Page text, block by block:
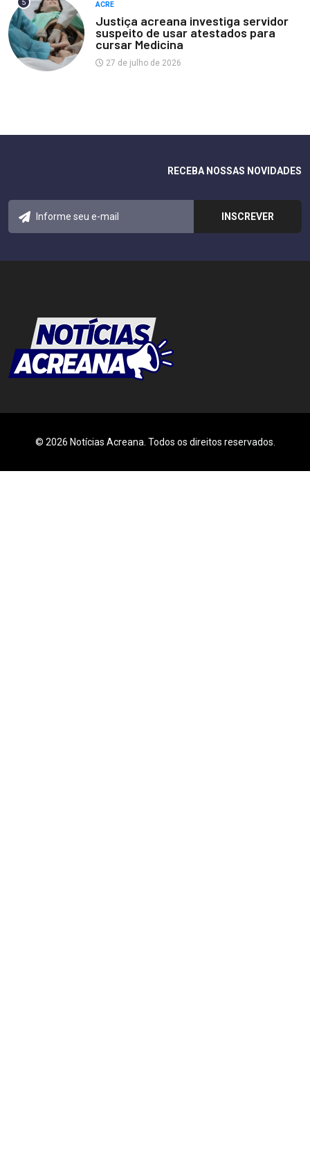
5 ACRE
Justiça acreana investiga servidor
suspeito de usar atestados para
cursar Medicina
27 de julho de 2026
RECEBA NOSSAS NOVIDADES
© 2026 Notícias Acreana. Todos os direitos reservados.